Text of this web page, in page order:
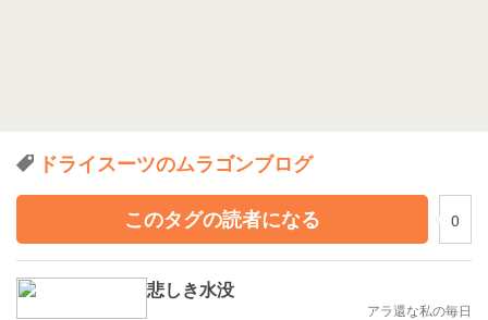
ドライスーツのムラゴンブログ
このタグの読者になる
0
悲しき水没
アラ還な私の毎日